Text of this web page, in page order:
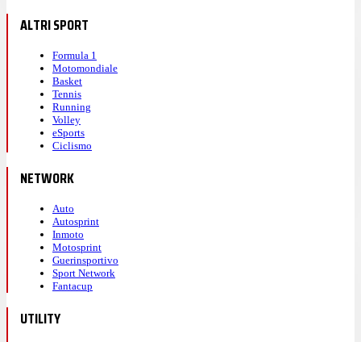
ALTRI SPORT
Formula 1
Motomondiale
Basket
Tennis
Running
Volley
eSports
Ciclismo
NETWORK
Auto
Autosprint
Inmoto
Motosprint
Guerinsportivo
Sport Network
Fantacup
UTILITY